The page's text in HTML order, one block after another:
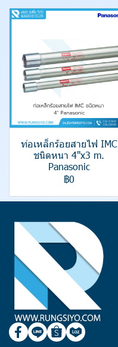
ท่อเหล็กร้อยสายไฟ IMC
ชนิดหนา 4"x3 m.
Panasonic
฿0